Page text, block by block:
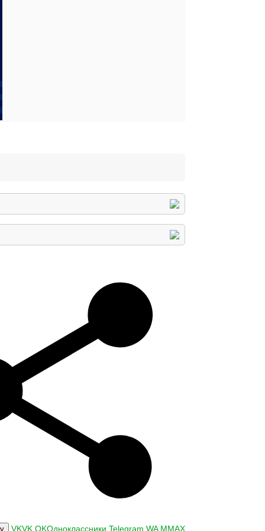
VKVK OKОдноклассники Telegram WA MMAX